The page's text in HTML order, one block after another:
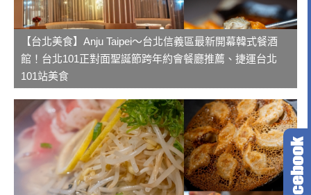
【台北美食】Anju Taipei～台北信義區最新開幕韓式餐酒
館！台北101正對面聖誕節跨年約會餐廳推薦、捷運台北
101站美食